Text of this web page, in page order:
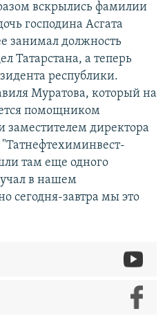
вскрылись фамилии
господина Асгата
занимал должность
Татарстана, а теперь
республики.
Муратова, который на
помощником
заместителем директора
там еще одного
в нашем
сегодня-завтра мы это